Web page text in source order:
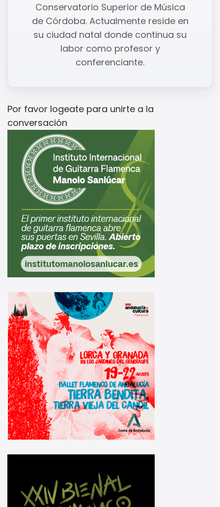
Conservatorio Superior de Música
de Córdoba. Actualmente reside en
su ciudad natal donde continua su
labor como profesor y
conferenciante.
Por favor logeate para unirte a la
conversación